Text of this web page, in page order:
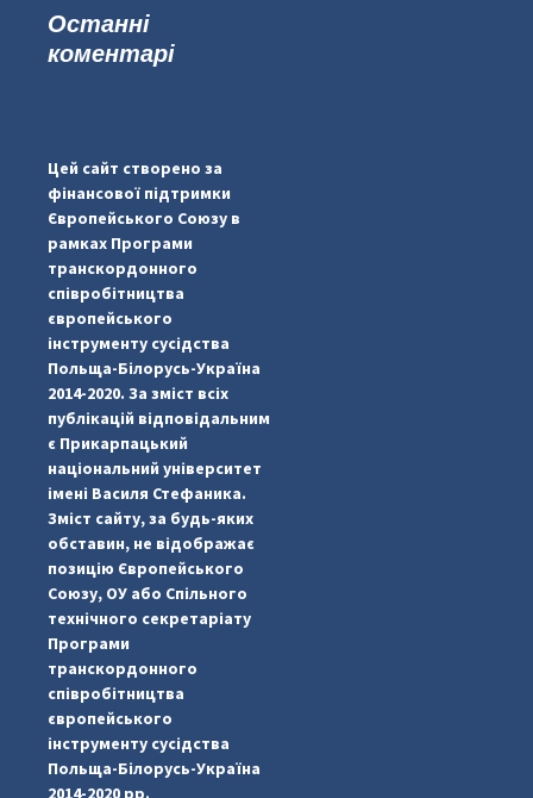
#PipIvanToday
Останні
коментарі
Цей сайт створено за
фінансової підтримки
Європейського Союзу в
рамках Програми
транскордонного
співробітництва
європейського
інструменту сусідства
Польща-Білорусь-Україна
2014-2020. За зміст всіх
публікацій відповідальним
є Прикарпацький
національний університет
імені Василя Стефаника.
Зміст сайту, за будь-яких
обставин, не відображає
позицію Європейського
Союзу, ОУ або Спільного
технічного секретаріату
Програми
транскордонного
співробітництва
європейського
інструменту сусідства
Польща-Білорусь-Україна
2014-2020 рр.